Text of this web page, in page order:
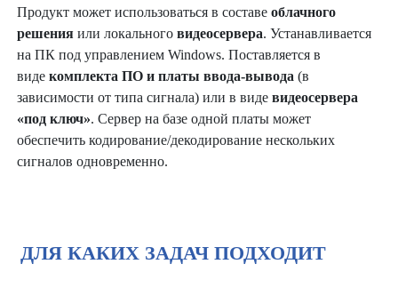
Продукт может использоваться в составе облачного
решения или локального видеосервера. Устанавливается
на ПК под управлением Windows. Поставляется в
виде комплекта ПО и платы ввода-вывода (в
зависимости от типа сигнала) или в виде видеосервера
«под ключ». Сервер на базе одной платы может
обеспечить кодирование/декодирование нескольких
сигналов одновременно.
ДЛЯ КАКИХ ЗАДАЧ ПОДХОДИТ